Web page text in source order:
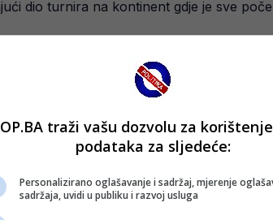
dio turnira na kontinent gdje je sve
nema naznaka da bi takav format
biti Saudijska Arabija, natjecanje
no jasno je da krovna nogometna
traži vašu dozvolu za
podataka za sljedeće:
Personalizirano oglašavanje i sadržaj, mjerenje
sadržaja, uvidi u publiku i razvoj usluga